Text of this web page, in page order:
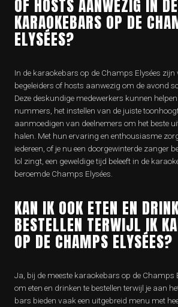
OF HOSTS AANWEZIG IN DE
KARAOKEBARS OP DE
ELYSÉES?
In de karaokebars op de Champs Elysées zijn
begeleiders of hosts aanwezig om de avond
Deze deskundige medewerkers kunnen
nummers, het instellen van de juiste
aanmoedigen van deelnemers om het beste
halen. Met hun ervaring en enthousiasme
iedereen, of je nu een doorgewinterde zanger
lol zingt, een geweldige tijd beleeft in de
beroemde Champs Elysées.
KAN IK OOK ETEN EN
BESTELLEN TERWIJL IK
OP DE CHAMPS ELYSÉES?
Ja, bij de meeste karaokebars op de Champs
om eten en drinken te bestellen terwijl je aan
bars bieden vaak een uitgebreid menu met